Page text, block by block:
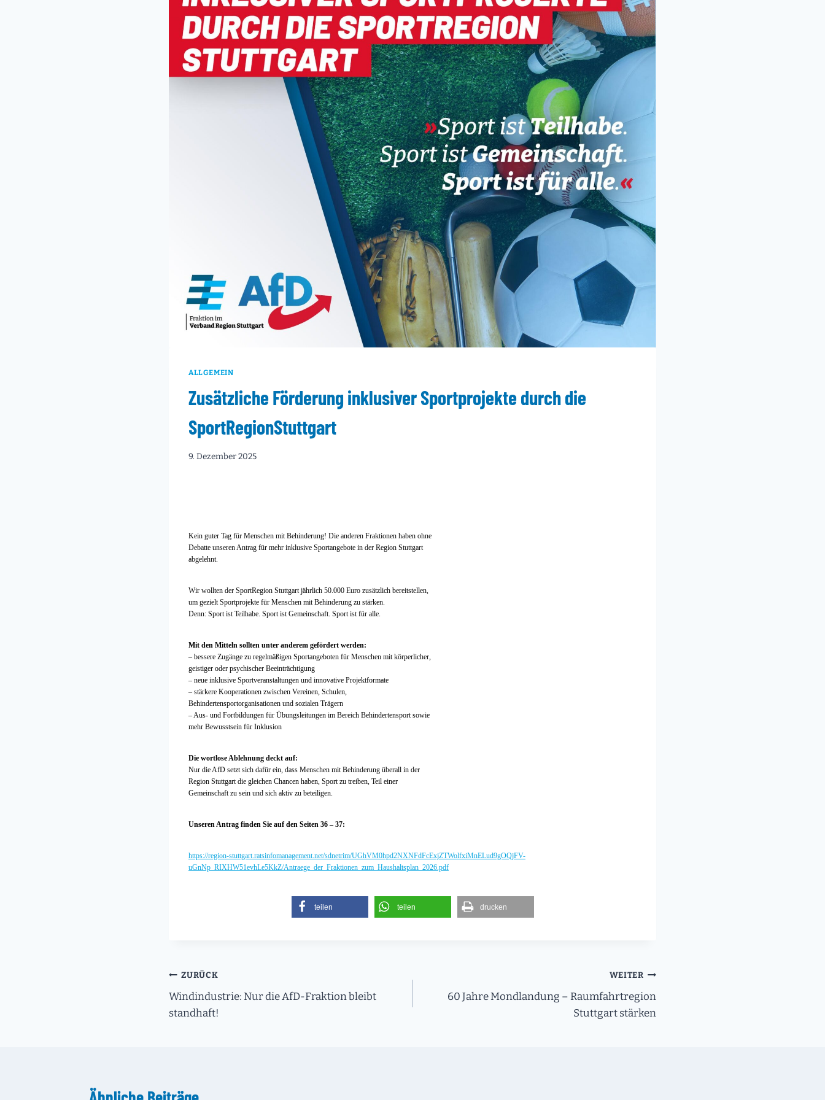
ALLGEMEIN
Zusätzliche Förderung inklusiver Sportprojekte durch die
SportRegionStuttgart
9. Dezember 2025
Kein guter Tag für Menschen mit Behinderung! Die anderen Fraktionen haben ohne
Debatte unseren Antrag für mehr inklusive Sportangebote in der Region Stuttgart
abgelehnt.
Wir wollten der SportRegion Stuttgart jährlich 50.000 Euro zusätzlich bereitstellen,
um gezielt Sportprojekte für Menschen mit Behinderung zu stärken.
Denn: Sport ist Teilhabe. Sport ist Gemeinschaft. Sport ist für alle.
Mit den Mitteln sollten unter anderem gefördert werden:
– bessere Zugänge zu regelmäßigen Sportangeboten für Menschen mit körperlicher,
geistiger oder psychischer Beeinträchtigung
– neue inklusive Sportveranstaltungen und innovative Projektformate
– stärkere Kooperationen zwischen Vereinen, Schulen,
Behindertensportorganisationen und sozialen Trägern
– Aus- und Fortbildungen für Übungsleitungen im Bereich Behindertensport sowie
mehr Bewusstsein für Inklusion
Die wortlose Ablehnung deckt auf:
Nur die AfD setzt sich dafür ein, dass Menschen mit Behinderung überall in der
Region Stuttgart die gleichen Chancen haben, Sport zu treiben, Teil einer
Gemeinschaft zu sein und sich aktiv zu beteiligen.
Unseren Antrag finden Sie auf den Seiten 36 – 37:
https://region-stuttgart.ratsinfomanagement.net/sdnetrim/UGhVM0hpd2NXNFdFcExjZTWolfxiMnELud9gOQjFV-
uGnNp_RIXHW51evhLe5KkZ/Antraege_der_Fraktionen_zum_Haushaltsplan_2026.pdf
teilen teilen drucken
Beitragsnavigation
ZURÜCK
Windindustrie: Nur die AfD-Fraktion bleibt
standhaft!
WEITER
60 Jahre Mondlandung – Raumfahrtregion
Stuttgart stärken